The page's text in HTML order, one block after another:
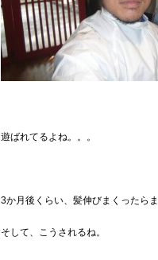
遊ばれてるよね。。。
3か月後くらい、髪伸びまくったら
そして、こうされるね。